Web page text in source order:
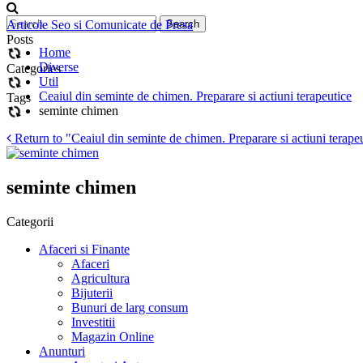
Posts
Categories
Tags
Articole Seo si Comunicate de Presa
Home
Diverse
Util
Ceaiul din seminte de chimen. Preparare si actiuni terapeutice
seminte chimen
Return to "Ceaiul din seminte de chimen. Preparare si actiuni
seminte chimen
Categorii
Afaceri si Finante
Afaceri
Agricultura
Bijuterii
Bunuri de larg consum
Investitii
Magazin Online
Anunturi